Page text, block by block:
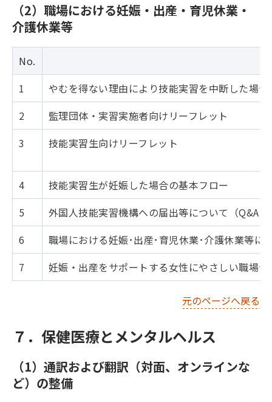
（2）職場における妊娠・出産・育児休業・
介護休業等
No.
1
やむを得ない理由により技能実習を中断した場
2
監理団体・実習実施者向けリーフレット
3
技能実習生向けリーフレット
4
技能実習生が妊娠した場合の基本フロー
5
外国人技能実習機構への届出等について（Q&A)
6
職場における妊娠･出産･育児休業･介護休業等
7
妊娠・出産をサポートする女性にやさしい職場
元のページへ戻る
７．保健医療とメンタルヘルス
（1）通訳および翻訳（対面、オンラインな
ど）の整備